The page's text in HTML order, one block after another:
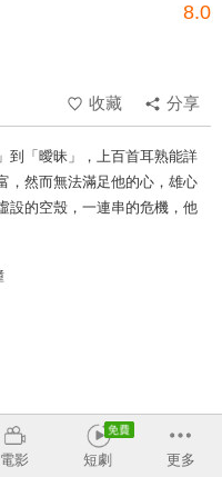
8.0
收藏
分享
到「曖昧」，上百首耳熟能詳
，然而無法滿足他的心，雄心
設的空殼，一連串的危機，他
電影 短劇 更多